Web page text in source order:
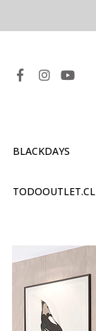
BLACKDAYS
TODOOUTLET.CL